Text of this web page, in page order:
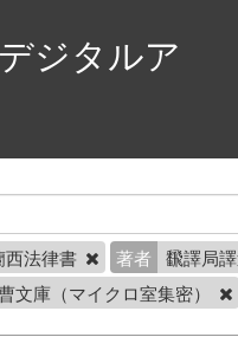
ジタルア
西法律書 著者
飜譯局
文庫（マイクロ室集密）